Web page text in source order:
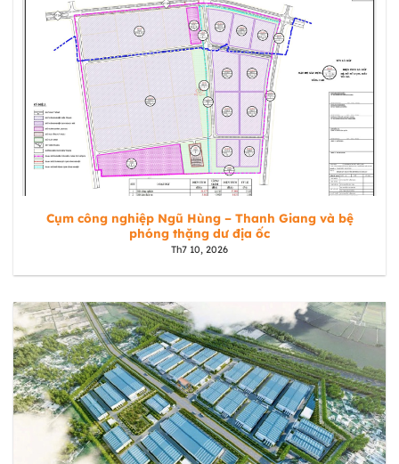
Cụm công nghiệp Ngũ Hùng – Thanh Giang và bệ
phóng thặng dư địa ốc
Th7 10, 2026